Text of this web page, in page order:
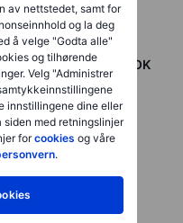
av nettstedet, samt for
og la deg
å velge "Godta alle"
og tilhørende
Velg "Administrer
innstillingene dine eller
med retningslinjer
forcookies og våre
.
= 116 147,2 NOK
16 147,2 NOK
frekvens av
selv om